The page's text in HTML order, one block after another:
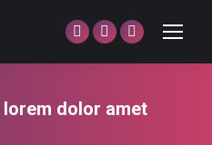
Facebook
page
in
Twitter
page
in
Dribbble
page
in
dolor amet